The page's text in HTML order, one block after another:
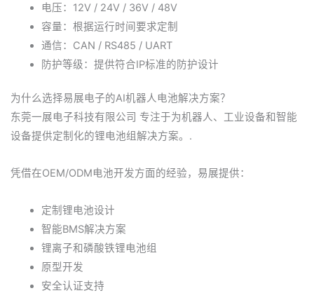
电压：12V / 24V / 36V / 48V
容量：根据运行时间要求定制
通信：CAN / RS485 / UART
防护等级：提供符合IP标准的防护设计
为什么选择易展电子的AI机器人电池解决方案？
东莞一展电子科技有限公司 专注于为机器人、工业设备和智能
设备提供定制化的锂电池组解决方案。.
凭借在OEM/ODM电池开发方面的经验，易展提供：
定制锂电池设计
智能BMS解决方案
锂离子和磷酸铁锂电池组
原型开发
安全认证支持